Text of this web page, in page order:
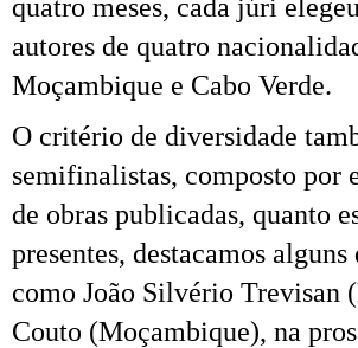
quatro meses, cada júri
autores de quatro
Moçambique e Cabo Verde.
O critério de diversidade
semifinalistas, composto por
de obras publicadas, quanto
presentes, destacamos
como João Silvério
Couto (Moçambique), na